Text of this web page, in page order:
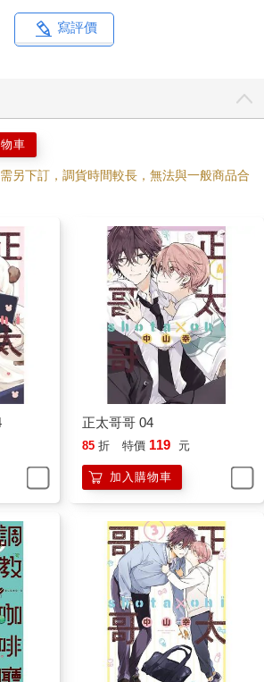
寫評價
車
另下訂，調貨時間較長，無法與一般商品合
正太哥哥 04
85 折 特價 119 元
加入購物車